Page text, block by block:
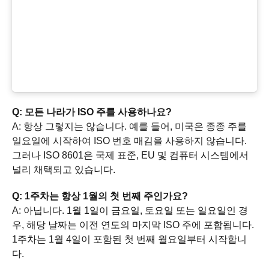
Q: 모든 나라가 ISO 주를 사용하나요?
A: 항상 그렇지는 않습니다. 예를 들어, 미국은 종종 주를
일요일에 시작하여 ISO 번호 매김을 사용하지 않습니다.
그러나 ISO 8601은 국제 표준, EU 및 컴퓨터 시스템에서
널리 채택되고 있습니다.
Q: 1주차는 항상 1월의 첫 번째 주인가요?
A: 아닙니다. 1월 1일이 금요일, 토요일 또는 일요일인 경
우, 해당 날짜는 이전 연도의 마지막 ISO 주에 포함됩니다.
1주차는 1월 4일이 포함된 첫 번째 월요일부터 시작합니
다.